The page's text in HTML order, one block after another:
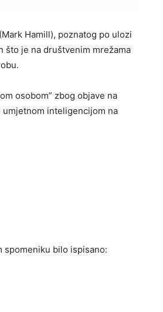
Hamill), poznatog po ulozi
što je na društvenim mrežama
osobom” zbog objave na
inteligencijom na
spomeniku bilo ispisano: